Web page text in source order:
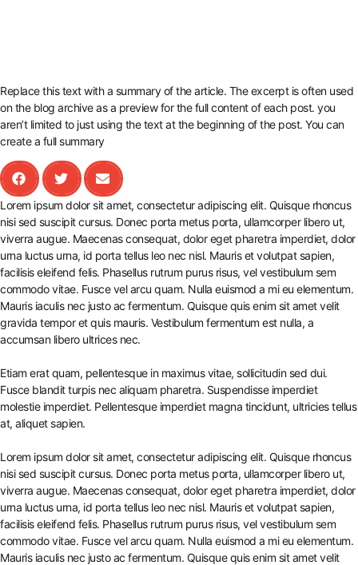
Replace this text with a summary of the article. The excerpt is often used
on the blog archive as a preview for the full content of each post. you
aren’t limited to just using the text at the beginning of the post. You can
create a full summary
Lorem ipsum dolor sit amet, consectetur adipiscing elit. Quisque rhoncus
nisi sed suscipit cursus. Donec porta metus porta, ullamcorper libero ut,
viverra augue. Maecenas consequat, dolor eget pharetra imperdiet, dolor
urna luctus urna, id porta tellus leo nec nisl. Mauris et volutpat sapien,
facilisis eleifend felis. Phasellus rutrum purus risus, vel vestibulum sem
commodo vitae. Fusce vel arcu quam. Nulla euismod a mi eu elementum.
Mauris iaculis nec justo ac fermentum. Quisque quis enim sit amet velit
gravida tempor et quis mauris. Vestibulum fermentum est nulla, a
accumsan libero ultrices nec.
Etiam erat quam, pellentesque in maximus vitae, sollicitudin sed dui.
Fusce blandit turpis nec aliquam pharetra. Suspendisse imperdiet
molestie imperdiet. Pellentesque imperdiet magna tincidunt, ultricies tellus
at, aliquet sapien.
Lorem ipsum dolor sit amet, consectetur adipiscing elit. Quisque rhoncus
nisi sed suscipit cursus. Donec porta metus porta, ullamcorper libero ut,
viverra augue. Maecenas consequat, dolor eget pharetra imperdiet, dolor
urna luctus urna, id porta tellus leo nec nisl. Mauris et volutpat sapien,
facilisis eleifend felis. Phasellus rutrum purus risus, vel vestibulum sem
commodo vitae. Fusce vel arcu quam. Nulla euismod a mi eu elementum.
Mauris iaculis nec justo ac fermentum. Quisque quis enim sit amet velit